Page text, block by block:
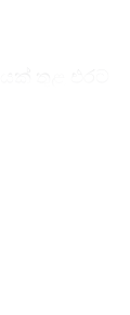
තුළ එරට
4.1ක